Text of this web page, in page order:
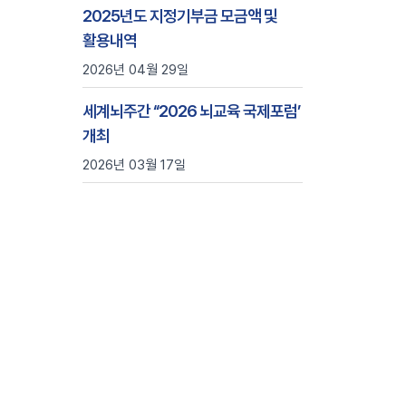
2025년도 지정기부금 모금액 및
활용내역
2026년 04월 29일
세계뇌주간 ‘‘2026 뇌교육 국제포럼’
개최
2026년 03월 17일